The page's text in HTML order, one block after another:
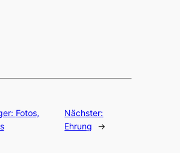
Fotos,
Nächster:
Ehrung
→